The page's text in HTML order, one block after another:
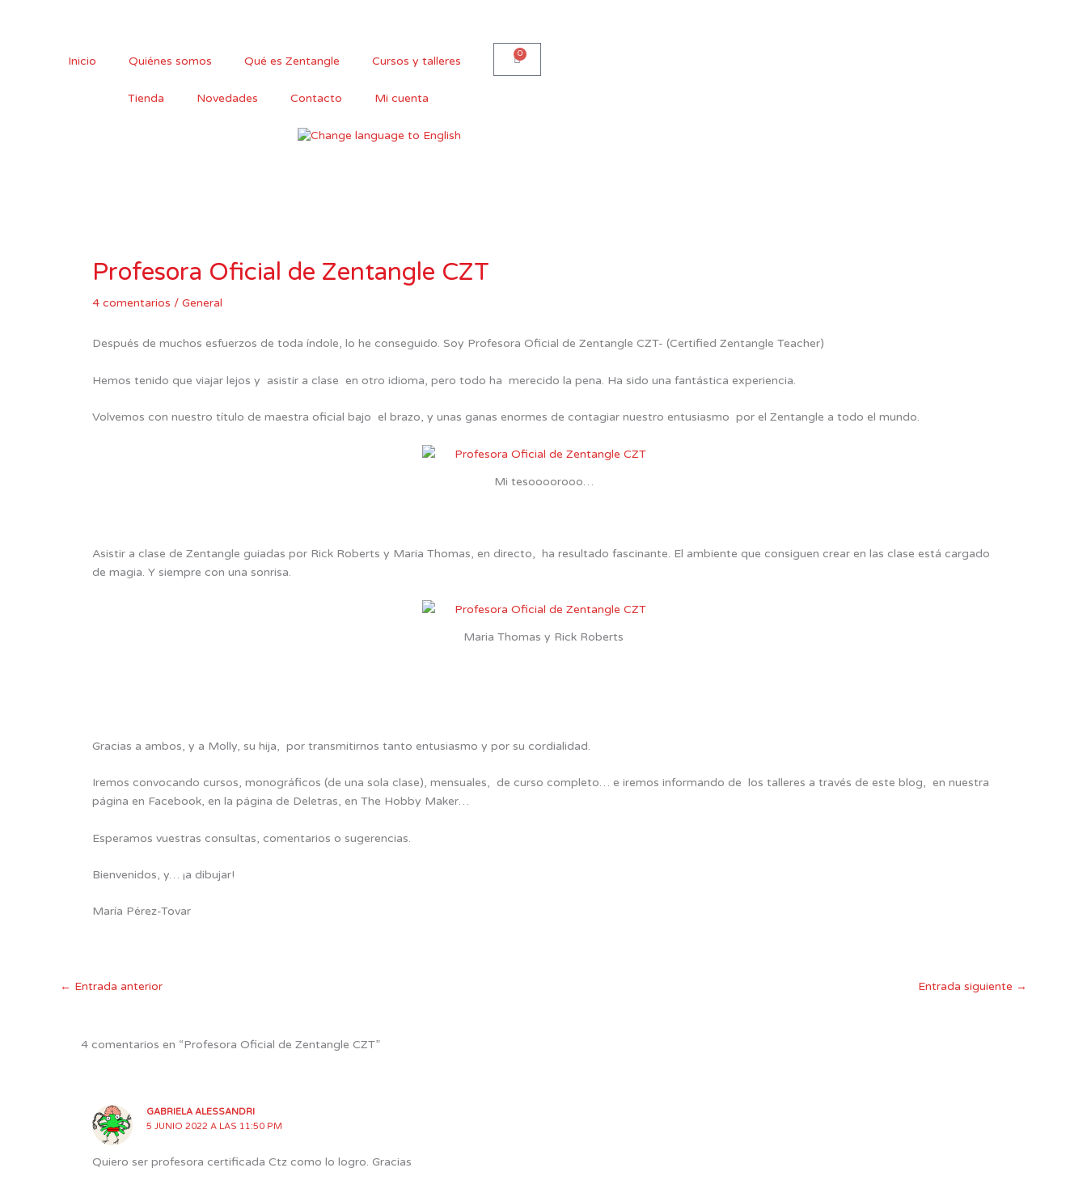
Inicio
Quiénes somos Qué es Zentangle Cursos y talleres
Tienda Novedades Contacto Mi cuenta
0
Carro
Profesora Oficial de Zentangle CZT
4 comentarios / General
Después de muchos esfuerzos de toda índole, lo he conseguido. Soy Profesora Oficial de Zentangle CZT- (Certified Zentangle Teacher)
Hemos tenido que viajar lejos y asistir a clase en otro idioma, pero todo ha merecido la pena. Ha sido una fantástica experiencia.
Volvemos con nuestro título de maestra oficial bajo el brazo, y unas ganas enormes de contagiar nuestro entusiasmo por el Zentangle a todo el mundo.
Mi tesoooorooo…
Asistir a clase de Zentangle guiadas por Rick Roberts y Maria Thomas, en directo, ha resultado fascinante. El ambiente que consiguen crear en las clase está cargado
de magia. Y siempre con una sonrisa.
Maria Thomas y Rick Roberts
Gracias a ambos, y a Molly, su hija, por transmitirnos tanto entusiasmo y por su cordialidad.
Iremos convocando cursos, monográficos (de una sola clase), mensuales, de curso completo… e iremos informando de los talleres a través de este blog, en nuestra
página en Facebook, en la página de Deletras, en The Hobby Maker…
Esperamos vuestras consultas, comentarios o sugerencias.
Bienvenidos, y… ¡a dibujar!
María Pérez-Tovar
← Entrada anterior Entrada siguiente →
4 comentarios en “Profesora Oficial de Zentangle CZT”
GABRIELA ALESSANDRI
5 JUNIO 2022 A LAS 11:50 PM
Quiero ser profesora certificada Ctz como lo logro. Gracias